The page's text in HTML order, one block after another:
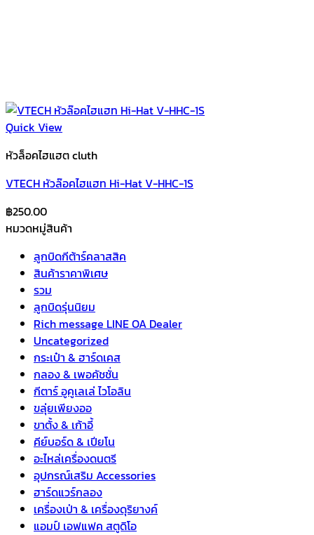
Quick View
หัวล็อคไฮแฮต cluth
VTECH หัวล๊อคไฮแฮท Hi-Hat V-HHC-1S
฿250.00
หมวดหมู่สินค้า
ลูกบิดกีต้าร์คลาสสิค
สินค้าราคาพิเศษ
รวม
ลูกบิดรุ่นนิยม
Rich message LINE OA Dealer
Uncategorized
กระเป๋า & ฮาร์ดเคส
กลอง & เพอคัชชั่น
กีตาร์ อูคูเลเล่ ไวโอลิน
ขลุ่ยเพียงออ
ขาตั้ง & เก้าอี้
คีย์บอร์ด & เปียโน
อะไหล่เครื่องดนตรี
อุปกรณ์เสริม Accessories
ฮาร์ดแวร์กลอง
เครื่องเป่า & เครื่องดุริยางค์
แอมป์ เอฟแฟค สตูดิโอ